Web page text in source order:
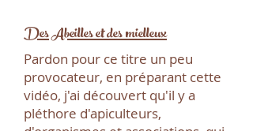
Des Abeilles et des mielleux
Pardon pour ce titre un peu
provocateur, en préparant cette
vidéo, j'ai découvert qu'il y a
pléthore d'apiculteurs,